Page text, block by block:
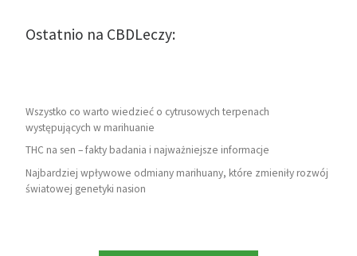
Ostatnio na CBDLeczy:
Wszystko co warto wiedzieć o cytrusowych terpenach
występujących w marihuanie
THC na sen – fakty badania i najważniejsze informacje
Najbardziej wpływowe odmiany marihuany, które zmieniły rozwój
światowej genetyki nasion